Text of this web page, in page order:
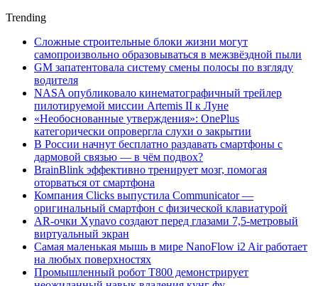
Trending
Сложные строительные блоки жизни могут
самопроизвольно образовываться в межзвёздной пыли
GM запатентовала систему смены полосы по взгляду
водителя
NASA опубликовало кинематографичный трейлер
пилотируемой миссии Artemis II к Луне
«Необоснованные утверждения»: OnePlus
категорически опровергла слухи о закрытии
В России начнут бесплатно раздавать смартфоны с
дармовой связью — в чём подвох?
BrainBlink эффективно тренирует мозг, помогая
оторваться от смартфона
Компания Clicks выпустила Communicator —
оригинальный смартфон с физической клавиатурой
AR-очки Xynavo создают перед глазами 7,5-метровый
виртуальный экран
Самая маленькая мышь в мире NanoFlow i2 Air работает
на любых поверхностях
Промышленный робот Т800 демонстрирует